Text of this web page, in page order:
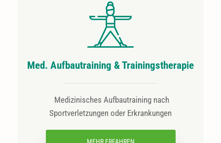
Med. Aufbautraining & Trainingstherapie
Medizinisches Aufbautraining nach
Sportverletzungen oder Erkrankungen